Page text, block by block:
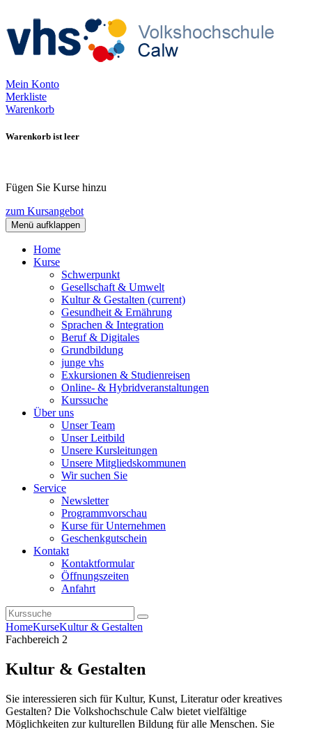
Mein Konto
Merkliste
Warenkorb
Warenkorb ist leer
Fügen Sie Kurse hinzu
zum Kursangebot
Menü aufklappen
Home
Kurse
Schwerpunkt
Gesellschaft & Umwelt
Kultur & Gestalten (current)
Gesundheit & Ernährung
Sprachen & Integration
Beruf & Digitales
Grundbildung
junge vhs
Exkursionen & Studienreisen
Online- & Hybridveranstaltungen
Kurssuche
Über uns
Unser Team
Unser Leitbild
Unsere Kursleitungen
Unsere Mitgliedskommunen
Wir suchen Sie
Service
Newsletter
Programmvorschau
Kurse für Unternehmen
Geschenkgutschein
Kontakt
Kontaktformular
Öffnungszeiten
Anfahrt
HomeKurseKultur & Gestalten
Fachbereich 2
Kultur & Gestalten
Sie interessieren sich für Kultur, Kunst, Literatur oder kreatives
Gestalten? Die Volkshochschule Calw bietet vielfältige
Möglichkeiten zur kulturellen Bildung für alle Menschen. Sie